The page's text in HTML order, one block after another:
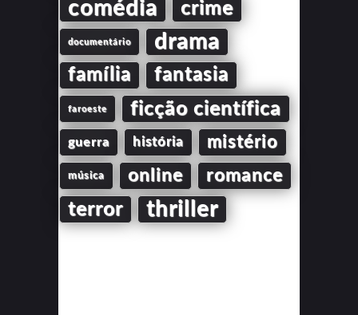
comédia crime
documentário drama
família fantasia
faroeste ficção científica
guerra história mistério
música online romance
terror thriller